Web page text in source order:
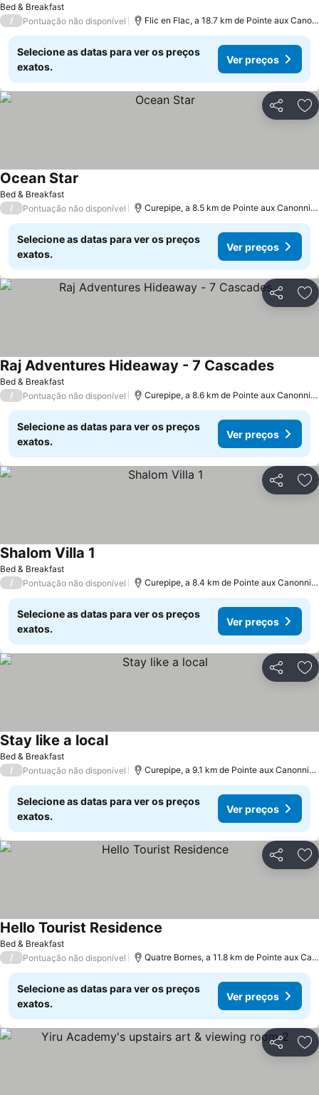
Bed & Breakfast
/ Pontuação não disponível Flic en Flac, a 18.7 km de Pointe aux Canonniers
Selecione as datas para ver os preços
exatos.
Ver preços
Partilhar
Bed & Breakfast
Ocean Star
/ Pontuação não disponível Curepipe, a 8.5 km de Pointe aux Canonniers
Selecione as datas para ver os preços
exatos.
Ver preços
Partilhar
Bed & Breakfast
Raj Adventures Hideaway - 7 Cascades
/ Pontuação não disponível Curepipe, a 8.6 km de Pointe aux Canonniers
Selecione as datas para ver os preços
exatos.
Ver preços
Partilhar
Bed & Breakfast
Shalom Villa 1
/ Pontuação não disponível Curepipe, a 8.4 km de Pointe aux Canonniers
Selecione as datas para ver os preços
exatos.
Ver preços
Partilhar
Bed & Breakfast
Stay like a local
/ Pontuação não disponível Curepipe, a 9.1 km de Pointe aux Canonniers
Selecione as datas para ver os preços
exatos.
Ver preços
Partilhar
Bed & Breakfast
Hello Tourist Residence
/ Pontuação não disponível Quatre Bornes, a 11.8 km de Pointe aux Canonniers
Selecione as datas para ver os preços
exatos.
Ver preços
Partilhar